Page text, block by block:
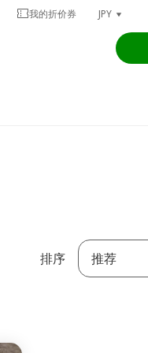
我的折价券 JPY
排序 推荐